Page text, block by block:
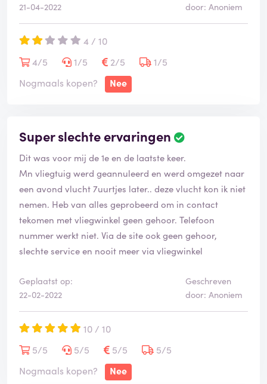
21-04-2022
door: Anoniem
4 / 10
4/5
1/5 2/5
1/5
Nogmaals kopen?
Nee
Super slechte ervaringen
Dit was voor mij de 1e en de laatste keer.
Mn vliegtuig werd geannuleerd en werd omgezet naar
een avond vlucht 7uurtjes later.. deze vlucht kon ik niet
nemen. Heb van alles geprobeerd om in contact
tekomen met vliegwinkel geen gehoor. Telefoon
nummer werkt niet. Via de site ook geen gehoor,
slechte service en nooit meer via vliegwinkel
Geplaatst op:
22-02-2022
Geschreven
door: Anoniem
10 / 10
5/5
5/5 5/5
5/5
Nogmaals kopen?
Nee